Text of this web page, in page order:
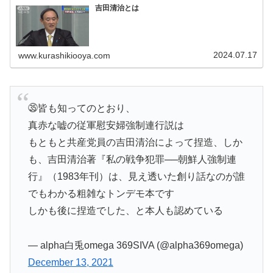
吉田清治とは
www.kurashikiooya.com 2024.07.17
㉟皆も知ってのとおり、
真赤な嘘の従軍慰安婦強制連行説は
もともと共産党員の吉田清治によって捏造、しか
も、吉田清治著『私の戦争犯罪──朝鮮人強制連
行』（1983年刊）は、見え透いた創り話なのが誰
でもわかる粗雑なトンデモ本です
しかも後に捏造でした、と本人も認めている
— alpha白兎omega 369SIVA (@alpha369omega)
December 13, 2021